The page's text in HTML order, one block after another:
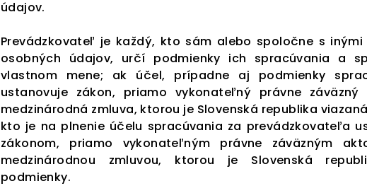
údajov.
Prevádzkovateľ je každý, kto sám alebo spoločne s
osobných údajov, určí podmienky ich spracúvania a
vlastnom mene; ak účel, prípadne aj podmienky
ustanovuje zákon, priamo vykonateľný právne
medzinárodná zmluva, ktorou je Slovenská republika
kto je na plnenie účelu spracúvania za prevádzkovateľa
zákonom, priamo vykonateľným právne záväzným
medzinárodnou zmluvou, ktorou je Slovenská
podmienky.